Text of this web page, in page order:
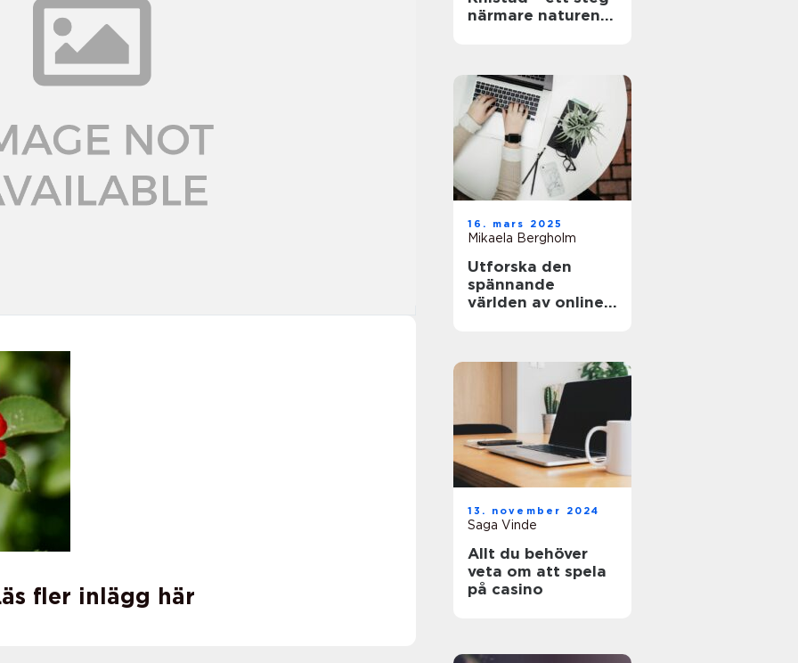
fler inlägg här
närmare naturen
16. mars 2025
Mikaela Bergholm
Utforska den
spännande
världen av online-
13. november 2024
Saga Vinde
Allt du behöver
veta om att spela
på casino